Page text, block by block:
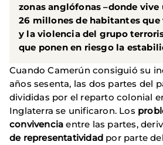
zonas anglófonas –donde
26 millones de habitantes que
y la violencia del grupo
que ponen en riesgo la
Cuando Camerún consiguió su
años sesenta, las dos partes del
divididas por el reparto colonial
Inglaterra se unificaron. Los
convivencia entre las partes,
de representatividad por parte